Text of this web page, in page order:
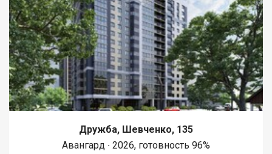
Дружба, Шевченко, 135
Авангард ∙ 2026, готовность 96%